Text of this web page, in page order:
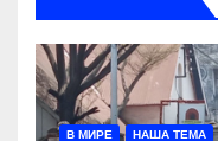
В МИРЕ НАША ТЕМА